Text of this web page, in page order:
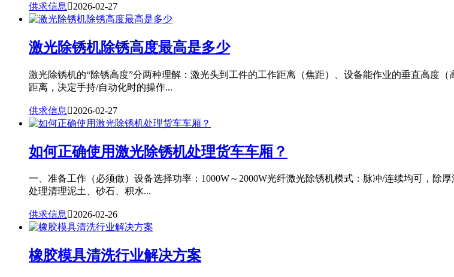
供求信息 2026-02-27
激光除锈机除锈高度最高是多少
激光除锈机的“除锈高度”分两种理解：激光头到工件的工作距离（焦距）、设备能作业的垂直高度
距离，决定手持/自动化时的操作...
供求信息 2026-02-27
如何正确使用激光除锈机处理货车车厢？
一、准备工作（必须做）设备选择功率：1000W～2000W光纤激光除锈机模式：脉冲/连续均可，
处理清理泥土、砂石、积水...
供求信息2026-02-26
橡胶模具清洗行业解决方案